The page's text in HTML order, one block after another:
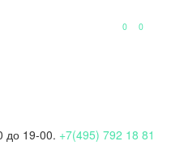
0
0
до 19-00. +7(495) 792 18 81